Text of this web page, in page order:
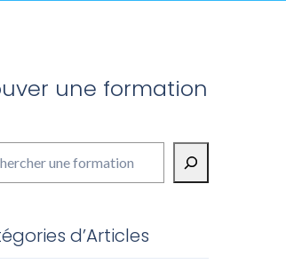
une formation
d’Articles